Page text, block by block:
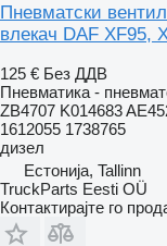
Пневматски
влекач DAF XF95,
125 € Без ДДВ
Пневматика -
ZB4707 K014683
1612055 1738765
дизел
Естонија, Tallinn
TruckParts Eesti OÜ
Контактирајте го